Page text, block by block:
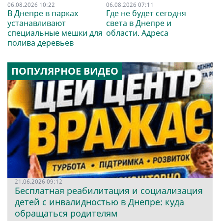
06.08.2026 10:22
В Днепре в парках
устанавливают
специальные мешки для
полива деревьев
06.08.2026 07:11
Где не будет сегодня
света в Днепре и
области. Адреса
ПОПУЛЯРНОЕ ВИДЕО
21.06.2026 09:12
Бесплатная реабилитация и социализация
детей с инвалидностью в Днепре: куда
обращаться родителям